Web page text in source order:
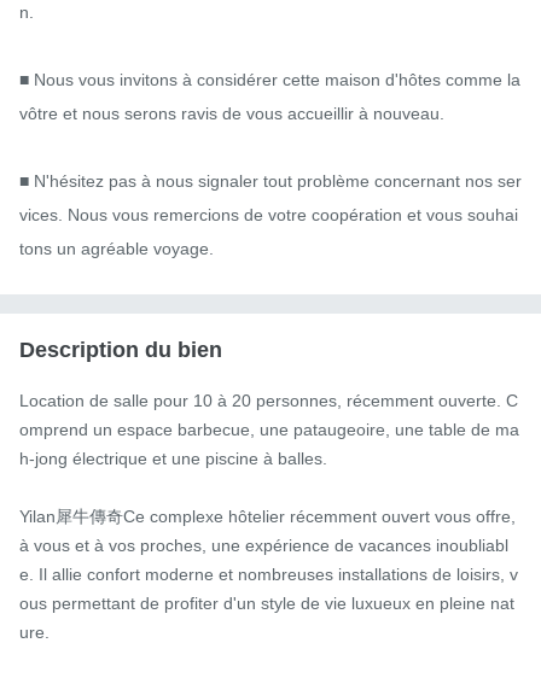
n.
■ Nous vous invitons à considérer cette maison d'hôtes comme la
vôtre et nous serons ravis de vous accueillir à nouveau.
■ N'hésitez pas à nous signaler tout problème concernant nos ser
vices. Nous vous remercions de votre coopération et vous souhai
tons un agréable voyage.
Description du bien
Location de salle pour 10 à 20 personnes, récemment ouverte. C
omprend un espace barbecue, une pataugeoire, une table de ma
h-jong électrique et une piscine à balles.
Yilan犀牛傳奇Ce complexe hôtelier récemment ouvert vous offre,
à vous et à vos proches, une expérience de vacances inoubliabl
e. Il allie confort moderne et nombreuses installations de loisirs, v
ous permettant de profiter d'un style de vie luxueux en pleine nat
ure.